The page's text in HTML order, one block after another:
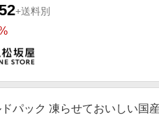
+送料別
パック 凍らせておいしい国